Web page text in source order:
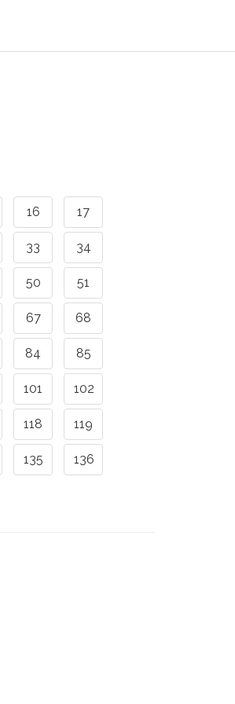
16 17
33 34
50 51
67 68
84 85
101 102
118 119
135 136